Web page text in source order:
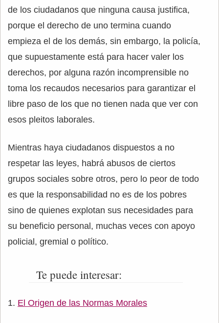
de los ciudadanos que ninguna causa justifica,
porque el derecho de uno termina cuando
empieza el de los demás, sin embargo, la policía,
que supuestamente está para hacer valer los
derechos, por alguna razón incomprensible no
toma los recaudos necesarios para garantizar el
libre paso de los que no tienen nada que ver con
esos pleitos laborales.
Mientras haya ciudadanos dispuestos a no
respetar las leyes, habrá abusos de ciertos
grupos sociales sobre otros, pero lo peor de todo
es que la responsabilidad no es de los pobres
sino de quienes explotan sus necesidades para
su beneficio personal, muchas veces con apoyo
policial, gremial o político.
Te puede interesar:
El Origen de las Normas Morales